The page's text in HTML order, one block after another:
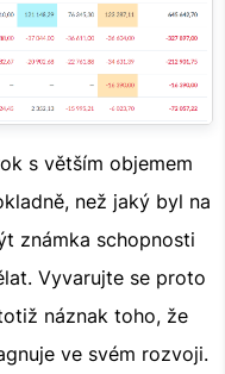
s větším objemem
než jaký byl na
známka schopnosti
Vyvarujte se proto
náznak toho, že
ve svém rozvoji.